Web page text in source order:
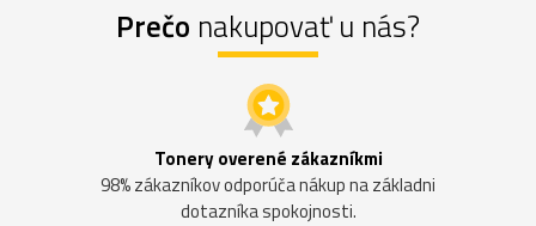
Prečo nakupovať u nás?
Tonery overené zákazníkmi
98% zákazníkov odporúča nákup na základni
dotazníka spokojnosti.